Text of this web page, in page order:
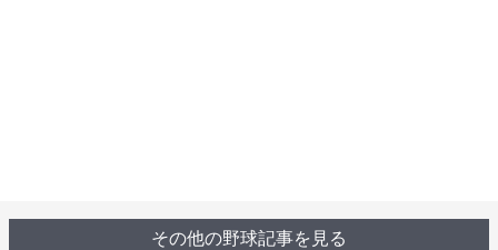
その他の野球記事を見る